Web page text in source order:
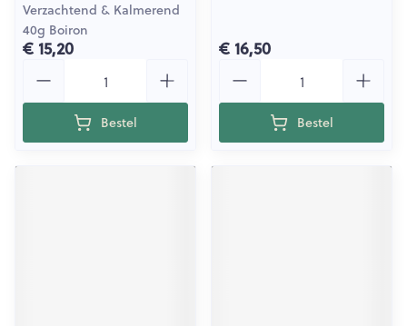
Verzachtend & Kalmerend
40g Boiron
€ 15,20
Bestel
€ 16,50
Bestel